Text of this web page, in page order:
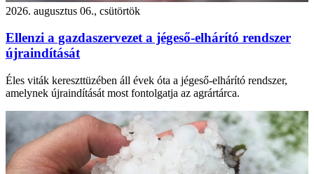
2026. augusztus 06., csütörtök
Ellenzi a gazdaszervezet a jégeső-elhárító rendszer
újraindítását
Éles viták kereszttüzében áll évek óta a jégeső-elhárító rendszer,
amelynek újraindítását most fontolgatja az agrártárca.